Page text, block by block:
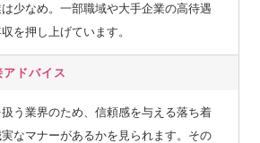
少なめ。一部職域や大手企業の高待遇
を押し上げています。
アドバイス
う業界のため、信頼感を与える落ち着
なマナーがあるかを見られます。その